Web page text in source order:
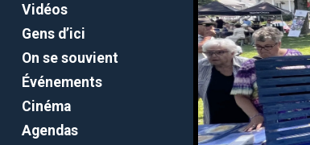
Vidéos
Gens d’ici
On se souvient
Événements
Cinéma
Agendas